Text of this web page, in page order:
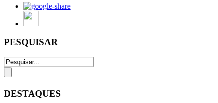
PESQUISAR
DESTAQUES